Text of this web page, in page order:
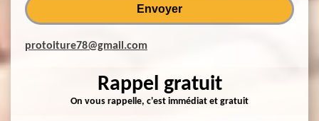
protoiture78@gmail.com
Rappel gratuit
On vous rappelle, c'est immédiat et gratuit